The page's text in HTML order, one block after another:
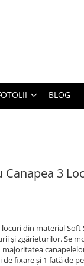
BLOG
3
din material
și zgârieturilor. Se
fixare și 1 față de